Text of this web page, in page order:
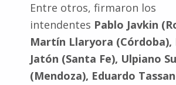
Entre otros, firmaron los
intendentes Pablo Javkin
Martín Llaryora (Córdoba),
Jatón (Santa Fe), Ulpiano
(Mendoza), Eduardo